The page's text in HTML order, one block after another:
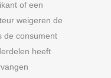
of een
weigeren de
de consument
heeft